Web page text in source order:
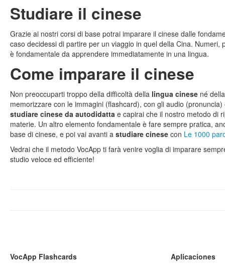
Studiare il cinese
Grazie ai nostri corsi di base potrai imparare il cinese dalle
caso decidessi di partire per un viaggio in quel della Cina.
è fondamentale da apprendere immediatamente in una lingua.
Come imparare il cinese
Non preoccuparti troppo della difficoltà della lingua cinese né
memorizzare con le immagini (flashcard), con gli audio
studiare cinese da autodidatta e capirai che il nostro metodo di
materie. Un altro elemento fondamentale è fare sempre pratica,
base di cinese, e poi vai avanti a studiare cinese con Le 1000
Vedrai che il metodo VocApp ti farà venire voglia di imparare
studio veloce ed efficiente!
VocApp Flashcards
Aplicaciones